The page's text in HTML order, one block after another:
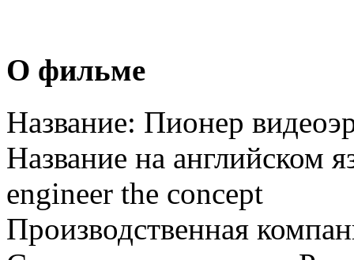
О фильме
Название: Пионер
Название на английском
engineer the concept
Производственная